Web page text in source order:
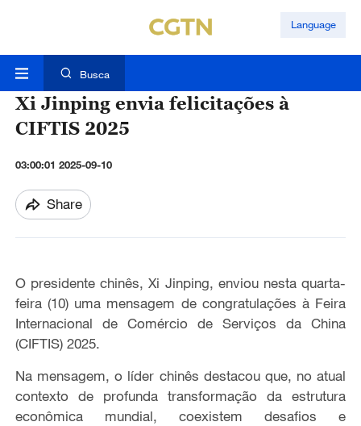
Language
Busca
Xi Jinping envia felicitações à
CIFTIS 2025
03:00:01 2025-09-10
Share
O presidente chinês, Xi Jinping, enviou nesta quarta-
feira (10) uma mensagem de congratulações à Feira
Internacional de Comércio de Serviços da China
(CIFTIS) 2025.
Na mensagem, o líder chinês destacou que, no atual
contexto deprofunda transformação da estrutura
econômica mundial, coexistem desafios e